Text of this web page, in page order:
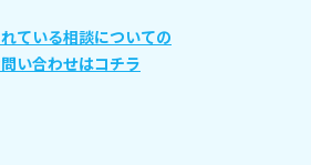
ている相談についての
い合わせはコチラ